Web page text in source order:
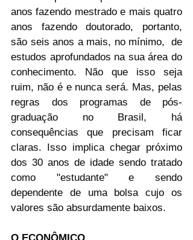
anos fazendo mestrado e mais quatro
anos fazendo doutorado, portanto,
são seis anos a mais, no mínimo,  de
estudos aprofundados na sua área do
conhecimento. Não que isso seja
ruim, não é e nunca será. Mas, pelas
regras dos programas de pós-
graduação no Brasil, há
consequências que precisam ficar
claras. Isso implica chegar próximo
dos 30 anos de idade sendo tratado
como "estudante" e sendo
dependente de uma bolsa cujo os
valores são absurdamente baixos.